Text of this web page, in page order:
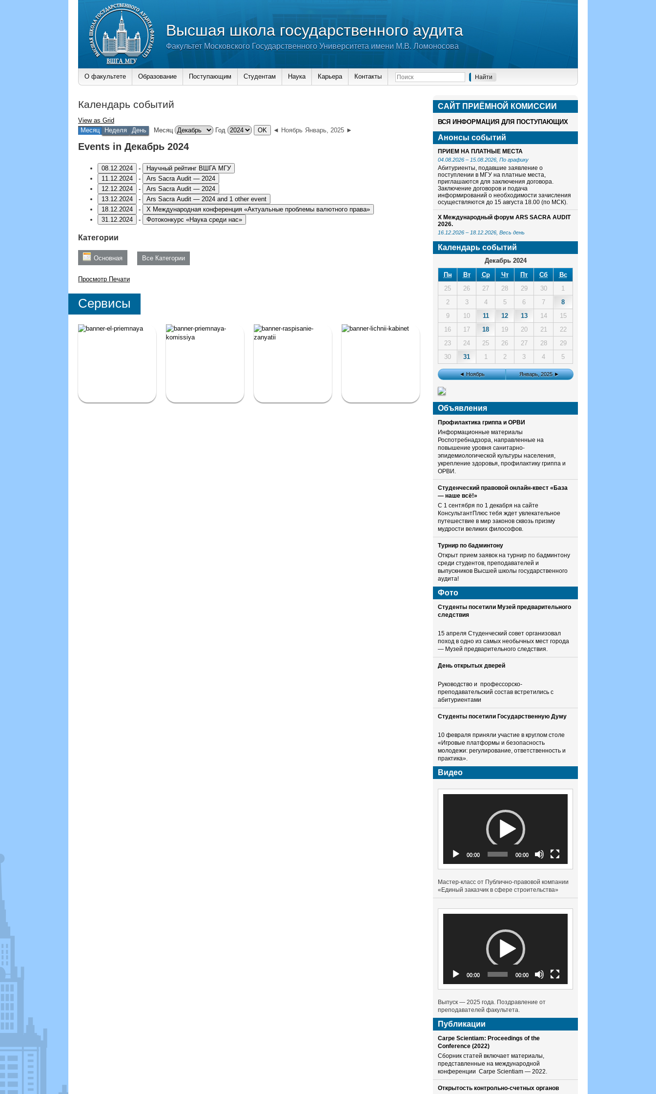
Высшая школа государственного аудита
Факультет Московского Государственного Университета имени М.В. Ломоносова
О факультете Образование Поступающим Студентам Наука Карьера Контакты
Календарь событий
View as Grid
Месяц
Неделя День Месяц Год ◄ Ноябрь Январь, 2025 ►
Events in Декабрь 2024
08.12.2024 -
Научный рейтинг ВШГА МГУ
11.12.2024
-
Ars Sacra Audit — 2024
12.12.2024
-
Ars Sacra Audit — 2024
13.12.2024
- Ars Sacra Audit — 2024 and 1 other event
18.12.2024
-
X Международная конференция «Актуальные проблемы валютного права»
31.12.2024
- Фотоконкурс «Наука среди нас»
Категории
Основная Все Категории
Просмотр Печати
Сервисы
САЙТ ПРИЁМНОЙ КОМИСCИИ
ВСЯ ИНФОРМАЦИЯ ДЛЯ ПОСТУПАЮЩИХ
Анонсы событий
ПРИЕМ НА ПЛАТНЫЕ МЕСТА
04.08.2026 – 15.08.2026 , По графику
Абитуриенты, подавшие заявление о
поступлении в МГУ на платные места,
приглашаются для заключения договора.
Заключение договоров и подача
информирований о необходимости зачисления
осуществляются до 15 августа 18.00 (по МСК).
X Международный форум ARS SACRA AUDIT
2026.
16.12.2026 – 18.12.2026 , Весь день
Календарь событий
Декабрь 2024
Пн
Вт Ср Чт Пт Сб
Вс
25
26 27 28 29 30
1
2
3 4 5 6 7
8
9
10 11 12 13 14
15
16
17 18 19 20 21
22
23
24 25 26 27 28
29
30
31 1 2 3 4 5
◄ Ноябрь Январь, 2025 ►
Объявления
Профилактика гриппа и ОРВИ
Информационные материалы
Роспотребнадзора, направленные на
повышение уровня санитарно-
эпидемиологической культуры населения,
укрепление здоровья, профилактику гриппа и
ОРВИ.
Студенческий правовой онлайн-квест «База
— наше всё!»
С 1 сентября по 1 декабря на сайте
КонсультантПлюс тебя ждет увлекательное
путешествие в мир законов сквозь призму
мудрости великих философов.
Турнир по бадминтону
Открыт прием заявок на турнир по бадминтону
среди студентов, преподавателей и
выпускников Высшей школы государственного
аудита!
Фото
Студенты посетили Музей предварительного
следствия
15 апреля Студенческий совет организовал
поход в одно из самых необычных мест города
— Музей предварительного следствия.
День открытых дверей
Руководство и профессорско-
преподавательский состав встретились с
абитуриентами
Студенты посетили Государственную Думу
10 февраля приняли участие в круглом столе
«Игровые платформы и безопасность
молодежи: регулирование, ответственность и
практика».
Видео
00:00 00:00
Мастер-класс от Публично-правовой компании
«Единый заказчик в сфере строительства»
00:00 00:00
Выпуск — 2025 года. Поздравление от
преподавателей факультета.
Публикации
Carpe Scientiam: Proceedings of the
Conference (2022)
Сборник статей включает материалы,
представленные на международной
конференции Carpe Scientiam — 2022.
Открытость контрольно-счетных органов